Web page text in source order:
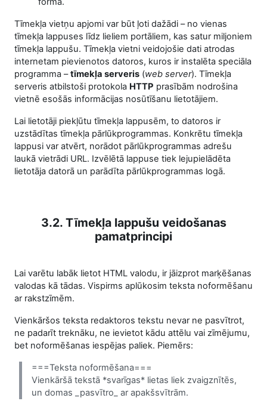
Tīmekļa vietņu apjomi var būt ļoti dažādi – no vienas
tīmekļa lappuses līdz lieliem portāliem, kas satur miljoniem
tīmekļa lappušu. Tīmekļa vietni veidojošie dati atrodas
internetam pievienotos datoros, kuros ir instalēta speciāla
programma –tīmekļa serveris (web server). Tīmekļa
serveris atbilstoši protokola HTTP prasībām nodrošina
vietnē esošās informācijas nosūtīšanu lietotājiem.
Lai lietotāji piekļūtu tīmekļa lappusēm, to datoros ir
uzstādītas tīmekļa pārlūkprogrammas. Konkrētu tīmekļa
lappusi var atvērt, norādot pārlūkprogrammas adrešu
laukā vietrādi URL. Izvēlētā lappuse tiek lejupielādēta
lietotāja datorā un parādīta pārlūkprogrammas logā.
3.2. Tīmekļa lappušu veidošanas
pamatprincipi
Lai varētu labāk lietot HTML valodu, ir jāizprot marķēšanas
valodas kā tādas. Vispirms aplūkosim teksta noformēšanu
ar rakstzīmēm.
Vienkāršos teksta redaktoros tekstu nevar ne pasvītrot,
ne padarīt treknāku, ne ievietot kādu attēlu vai zīmējumu,
bet noformēšanas iespējas paliek. Piemērs:
===Teksta noformēšana===
Vienkāršā tekstā *svarīgas* lietas liek zvaigznītēs,
un domas _pasvītro_ ar apakšsvītrām.